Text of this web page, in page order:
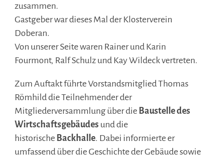
zusammen.
Gastgeber war dieses Mal der Klosterverein
Doberan.
Von unserer Seite waren Rainer und Karin
Fourmont, Ralf Schulz und Kay Wildeck vertreten.
Zum Auftakt führte Vorstandsmitglied Thomas
Römhild die Teilnehmender der
Mitgliederversammlung über die Baustelle des
Wirtschaftsgebäudes und die
historische Backhalle. Dabei informierte er
umfassend über die Geschichte der Gebäude sowie